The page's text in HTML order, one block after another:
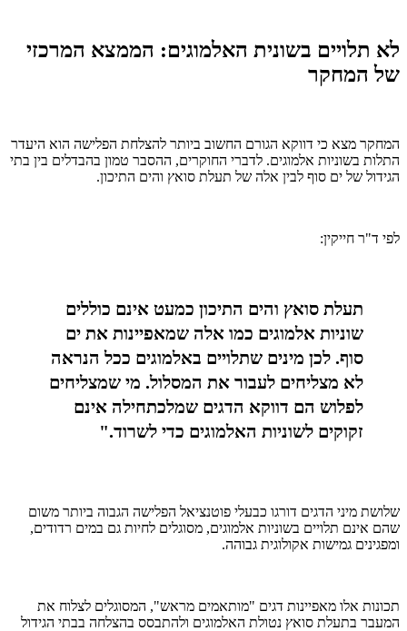
לא תלויים בשונית האלמוגים: הממצא המרכזי
של המחקר
המחקר מצא כי דווקא הגורם החשוב ביותר להצלחת הפלישה הוא היעדר
התלות בשוניות אלמוגים. לדברי החוקרים, ההסבר טמון בהבדלים בין בתי
הגידול של ים סוף לבין אלה של תעלת סואץ והים התיכון.
לפי ד"ר חייקין:
תעלת סואץ והים התיכון כמעט אינם כוללים
שוניות אלמוגים כמו אלה שמאפיינות את ים
סוף. לכן מינים שתלויים באלמוגים ככל הנראה
לא מצליחים לעבור את המסלול. מי שמצליחים
לפלוש הם דווקא הדגים שמלכתחילה אינם
זקוקים לשוניות האלמוגים כדי לשרוד."
שלושת מיני הדגים דורגו כבעלי פוטנציאל הפלישה הגבוה ביותר משום
שהם אינם תלויים בשוניות אלמוגים, מסוגלים לחיות גם במים רדודים,
ומפגינים גמישות אקולוגית גבוהה.
תכונות אלו מאפיינות דגים "מותאמים מראש", המסוגלים לצלוח את
המעבר בתעלת סואץ נטולת האלמוגים ולהתבסס בהצלחה בבתי הגידול